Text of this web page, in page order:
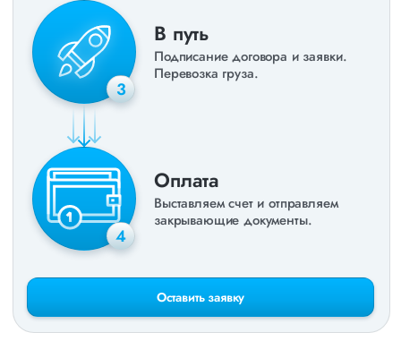
3
В путь
Подписание договора и заявки.
Перевозка груза.
4
Оплата
Выставляем счет и отправляем
закрывающие документы.
Оставить заявку